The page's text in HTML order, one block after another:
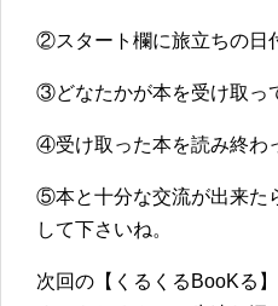
②スタート欄に旅立ちの日
③どなたかが本を受け取っ
④受け取った本を読み終わ
⑤本と十分な交流が出来た
して下さいね。
次回の【くるくるBooKる